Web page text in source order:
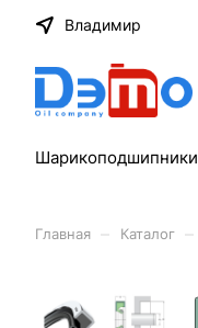
Владимир
Шарикоподшипники
Главная Каталог